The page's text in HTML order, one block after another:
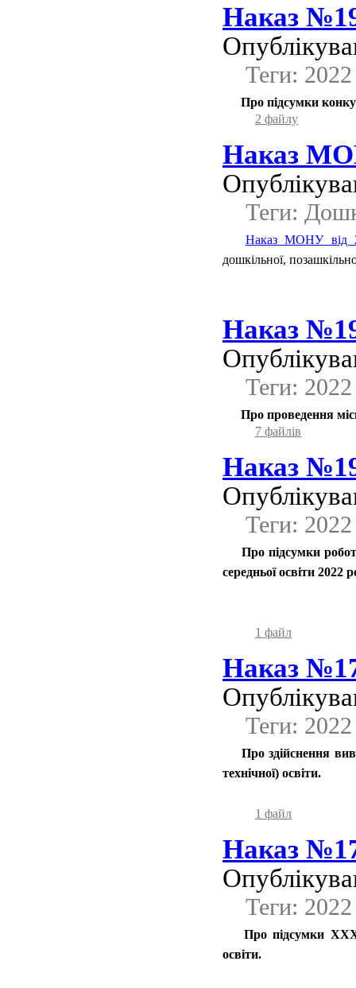
Наказ
Теги: 2022
Про підсумки
2 файлу
Наказ
Теги:
Наказ МОНУ від
дошкільної,
Наказ
Теги: 2022
Про проведення
7 файлів
Наказ
Теги: 2022
Про підсумки
середньої освіти 2022
1 файл
Наказ
Теги: 2022
Про здійснення
технічної) освіти.
1 файл
Наказ
Теги: 2022
Про підсумки
освіти.